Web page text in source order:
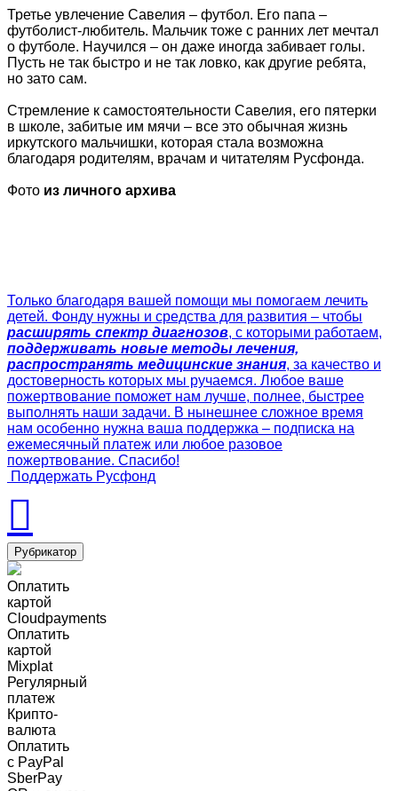
Третье увлечение Савелия – футбол. Его папа –
футболист-любитель. Мальчик тоже с ранних лет мечтал
о футболе. Научился – он даже иногда забивает голы.
Пусть не так быстро и не так ловко, как другие ребята,
но зато сам.
Стремление к самостоятельности Савелия, его пятерки
в школе, забитые им мячи – все это обычная жизнь
иркутского мальчишки, которая стала возможна
благодаря родителям, врачам и читателям Русфонда.
Фото из личного архива
Только благодаря вашей помощи мы помогаем лечить
детей. Фонду нужны и средства для развития – чтобы
расширять спектр диагнозов, с которыми работаем,
поддерживать новые методы лечения,
распространять медицинские знания, за качество и
достоверность которых мы ручаемся. Любое ваше
пожертвование поможет нам лучше, полнее, быстрее
выполнять наши задачи. В нынешнее сложное время
нам особенно нужна ваша поддержка – подписка на
ежемесячный платеж или любое разовое
пожертвование. Спасибо!
Поддержать Русфонд
Рубрикатор
Оплатить
картой
Cloudpayments
Оплатить
картой
Mixplat
Регулярный
платеж
Крипто-
валюта
Оплатить
c PayPal
SberPay